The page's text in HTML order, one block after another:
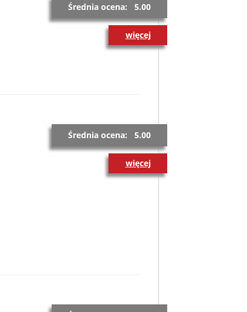
Średnia ocena: 5.00
więcej
Średnia ocena: 5.00
więcej